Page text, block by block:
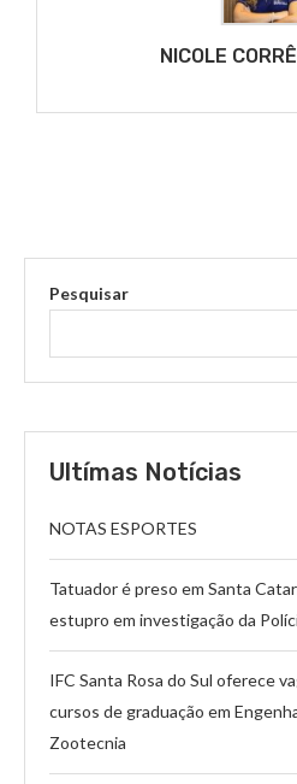
NICOLE
Pesquisar
Ultímas Notícias
NOTAS ESPORTES
Tatuador é preso em Santa
estupro em investigação da
IFC Santa Rosa do Sul oferece
cursos de graduação em
Zootecnia